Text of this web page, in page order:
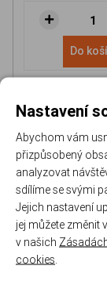
Do
NH 90
Nastavení
Abychom vám
přizpůsobený
analyzovat
sdílíme se svými
Jejich nastavení
jej můžete změnit
v našich
cookies